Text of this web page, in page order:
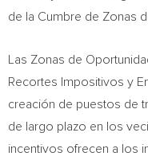
de la Cumbre de Zonas
Las Zonas de
Recortes Impositivos y
creación de puestos de
de largo plazo en los
incentivos ofrecen a los